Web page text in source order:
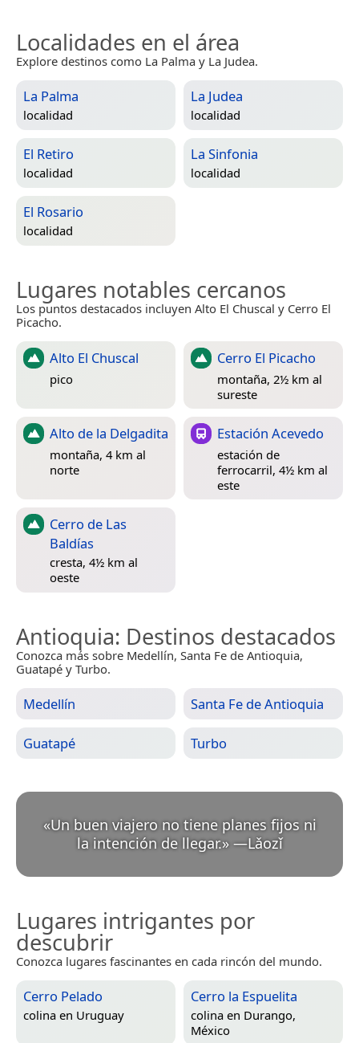
Localidades en el área
Explore destinos como La Palma y La Judea.
La Palma
localidad
La Judea
localidad
El Retiro
localidad
La Sinfonia
localidad
El Rosario
localidad
Lugares notables cercanos
Los puntos destacados incluyen Alto El Chuscal y Cerro El
Picacho.
Alto El Chuscal
pico
Cerro El Picacho
montaña, 2½ km al
sureste
Alto de la Delgadita
montaña, 4 km al
norte
Estación Acevedo
estación de
ferrocarril, 4½ km al
este
Cerro de Las
Baldías
cresta, 4½ km al
oeste
Antioquia: Destinos destacados
Conozca más sobre Medellín, Santa Fe de Antioquia,
Guatapé y Turbo.
Medellín Santa Fe de Antioquia
Guatapé Turbo
«Un buen viajero no tiene planes fijos ni
la intención de llegar.» —Lǎozǐ
Lugares intrigantes por
descubrir
Conozca lugares fascinantes en cada rincón del mundo.
Cerro Pelado
colina en Uruguay
Cerro la Espuelita
colina en Durango,
México